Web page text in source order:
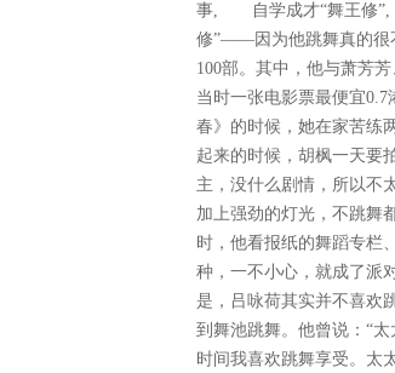
事, 自学成才“舞王修”,
修”——因为他跳舞真的很
100部。其中，他与萧芳
当时一张电影票最便宜
春》的时候，她在家苦练
起来的时候，胡枫一天要
主，没什么剧情，所以不
加上强劲的灯光，不跳
时，他看报纸的舞蹈专栏
种，一不小心，就成了派
是，吕咏荷其实并不喜欢
到舞池跳舞。他曾说：“
时间我喜欢跳舞享受。太